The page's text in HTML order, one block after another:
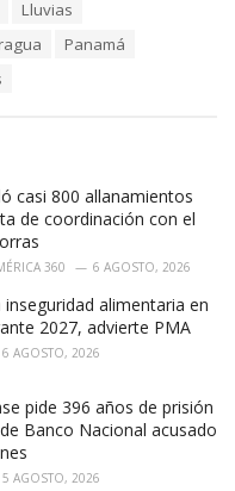
Lluvias
Panamá
casi 800 allanamientos
de coordinación con el
360 6 AGOSTO, 2026
alimentaria en
2027, advierte PMA
6 AGOSTO, 2026
pide 396 años de prisión
Banco Nacional acusado
5 AGOSTO, 2026